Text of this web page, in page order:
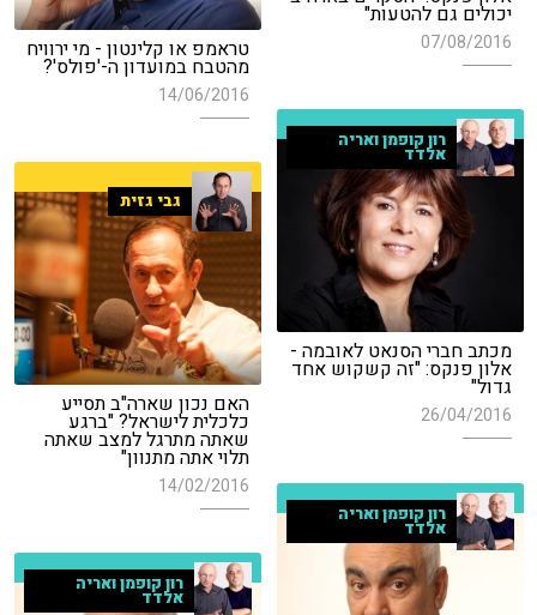
יכולים גם להטעות"
07/08/2016 טראמפ או קלינטון - מי ירוויח
מהטבח במועדון ה-'פולס'?
14/06/2016
רון קופמן ואריה
אלדד
מכתב חברי הסנאט לאובמה -
אלון פנקס: "זה קשקוש אחד
גדול"
26/04/2016
גבי גזית
האם נכון שארה"ב תסייע
כלכלית לישראל? "ברגע
שאתה מתרגל למצב שאתה
תלוי אתה מתנוון"
14/02/2016
רון קופמן ואריה
אלדד
רון קופמן ואריה
אלדד